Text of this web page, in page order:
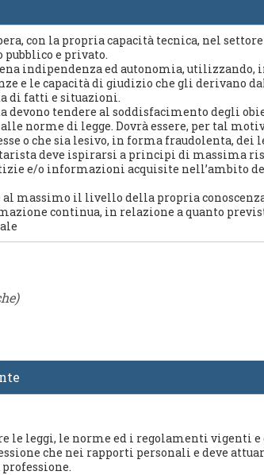
con la propria capacità tecnica, nel
e privato.
indipendenza ed autonomia, utilizzando,
e le capacità di giudizio che gli derivano
di fatti e situazioni.
devono tendere al soddisfacimento degli
norme di legge. Dovrà essere, per tal
o che sia lesivo, in forma fraudolenta,
deve ispirarsi a principi di massima
e/o informazioni acquisite nell’ambito
massimo il livello della propria
continua, in relazione a quanto
le leggi, le norme ed i regolamenti vigenti e
che nei rapporti personali e deve